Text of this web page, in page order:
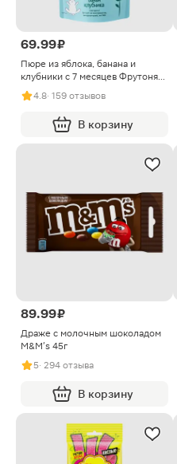
69.99 ₽
Пюре из яблока, банана и
клубники с 7 месяцев Фрутоняня
90г
4.8· 159 отзывов
В корзину
89.99 ₽
Драже c молочным шоколадом
M&M's 45г
5· 294 отзыва
В корзину